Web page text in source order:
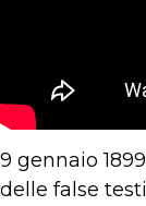
9 gennaio
delle false